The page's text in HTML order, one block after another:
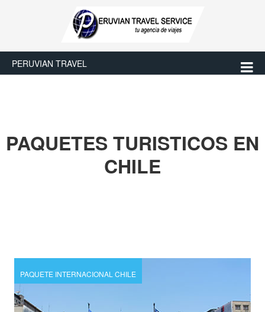
PERUVIAN TRAVEL
PAQUETES TURISTICOS EN
CHILE
PAQUETE INTERNACIONAL CHILE